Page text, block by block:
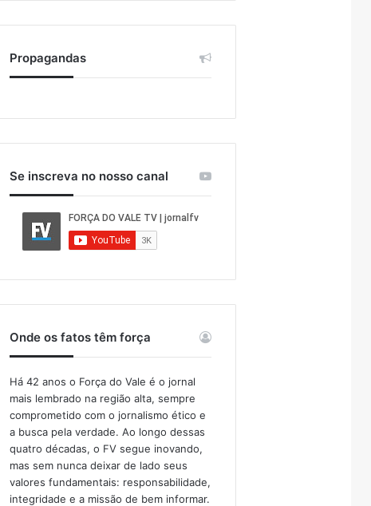
Propagandas
Se inscreva no nosso canal
Onde os fatos têm força
Há 42 anos o Força do Vale é o jornal
mais lembrado na região alta, sempre
comprometido com o jornalismo ético e
a busca pela verdade. Ao longo dessas
quatro décadas, o FV segue inovando,
mas sem nunca deixar de lado seus
valores fundamentais: responsabilidade,
integridade e a missão de bem informar.​